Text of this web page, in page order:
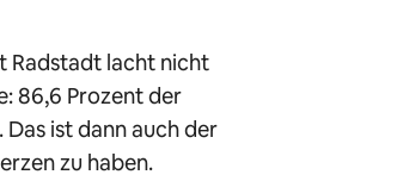
Radstadt lacht nicht
86,6 Prozent der
ist dann auch der
zu haben.